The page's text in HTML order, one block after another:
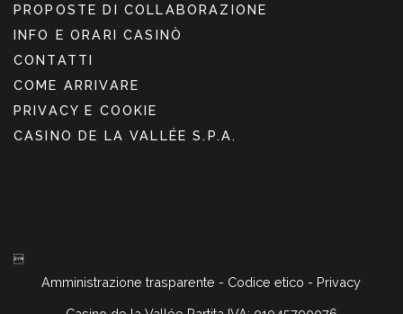
PROPOSTE DI COLLABORAZIONE
INFO E ORARI CASINÒ
CONTATTI
COME ARRIVARE
PRIVACY E COOKIE
CASINO DE LA VALLÉE S.P.A.

Amministrazione trasparente - Codice etico - Privacy